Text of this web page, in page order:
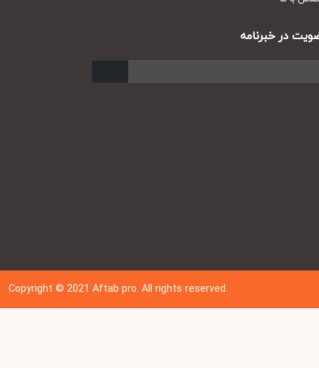
در خبرنامه
Copyright © 202 1Aftab pro. All rights reserved.